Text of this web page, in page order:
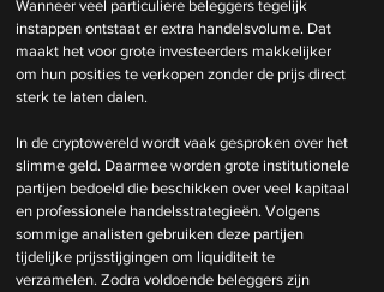
Wanneer veel particuliere beleggers tegelijk
instappen ontstaat er extra handelsvolume. Dat
maakt het voor grote investeerders makkelijker
om hun posities te verkopen zonder de prijs direct
sterk te laten dalen.
In de cryptowereld wordt vaak gesproken over het
slimme geld. Daarmee worden grote institutionele
partijen bedoeld die beschikken over veel kapitaal
en professionele handelsstrategieën. Volgens
sommige analisten gebruiken deze partijen
tijdelijke prijsstijgingen om liquiditeit te
verzamelen. Zodra voldoende beleggers zijn